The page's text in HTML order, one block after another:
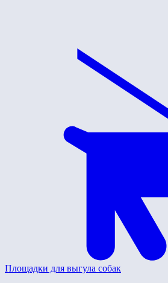
Площадки для выгула собак